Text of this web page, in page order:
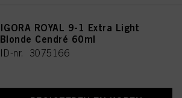
IGORA ROYAL 9-1 Extra Light
Blonde Cendré 60ml
ID-nr. 3075166